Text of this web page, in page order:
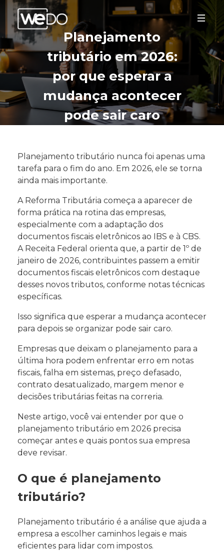
Planejamento
tributário em 2026:
por que esperar a
mudança acontecer
pode sair caro
Planejamento tributário nunca foi apenas uma
tarefa para o fim do ano. Em 2026, ele se torna
ainda mais importante.
A Reforma Tributária começa a aparecer de
forma prática na rotina das empresas,
especialmente com a adaptação dos
documentos fiscais eletrônicos ao IBS e à CBS.
A Receita Federal orienta que, a partir de 1º de
janeiro de 2026, contribuintes passem a emitir
documentos fiscais eletrônicos com destaque
desses novos tributos, conforme notas técnicas
específicas.
Isso significa que esperar a mudança acontecer
para depois se organizar pode sair caro.
Empresas que deixam o planejamento para a
última hora podem enfrentar erro em notas
fiscais, falha em sistemas, preço defasado,
contrato desatualizado, margem menor e
decisões tributárias feitas na correria.
Neste artigo, você vai entender por que o
planejamento tributário em 2026 precisa
começar antes e quais pontos sua empresa
deve revisar.
O que é planejamento
tributário?
Planejamento tributário é a análise que ajuda a
empresa a escolher caminhos legais e mais
eficientes para lidar com impostos.